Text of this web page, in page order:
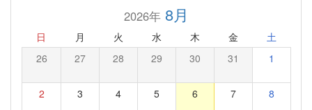
2026年8月
日 月 火 水 木 金 土
26 27 28 29 30 31 1
2 3 4 5 6 7 8